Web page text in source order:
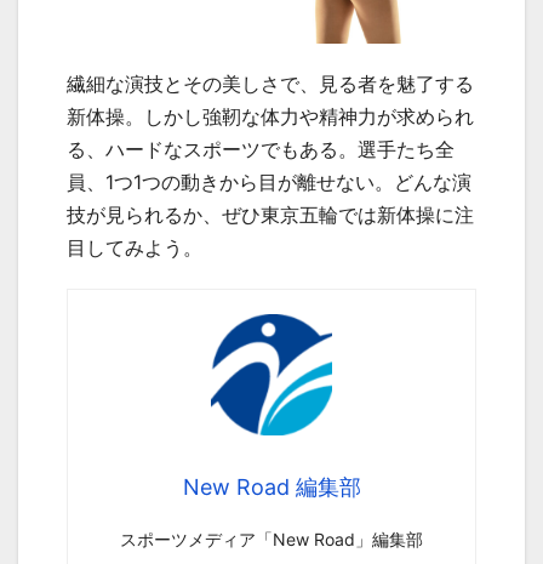
繊細な演技とその美しさで、見る者を魅了する
新体操。しかし強靭な体力や精神力が求められ
る、ハードなスポーツでもある。選手たち全
員、 1つ1つの動きから目が離せない。どんな演
技が見られるか、ぜひ東京五輪では新体操に注
目してみよう。
New Road 編集部
スポーツメディア「New Road」編集部